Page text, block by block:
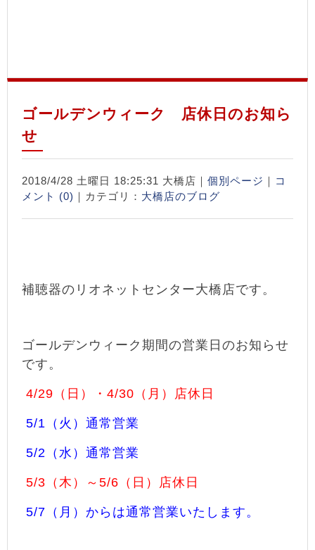
ゴールデンウィーク 店休日のお知ら
せ
2018/4/28 土曜日 18:25:31 大橋店｜ 個別ページ ｜ コ
メント (0) ｜カテゴリ： 大橋店のブログ
補聴器のリオネットセンター大橋店です。
ゴールデンウィーク期間の営業日のお知らせ
です。
4/29（日）・4/30（月）店休日
5/1（火）通常営業
5/2（水）通常営業
5/3（木）～5/6（日）店休日
5/7（月）からは通常営業いたします。